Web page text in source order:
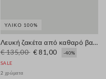
ΥΛΙΚΌ 100%
Λευκή ζακέτα από καθαρό βαμβάκι, κανονική εφαρμογή με κουμπιά
€ 135,00 € 81,00
-40%
SALE
2 χρώματα